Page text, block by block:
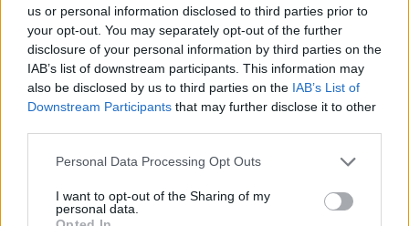
us or personal information disclosed to third parties prior to
your opt-out. You may separately opt-out of the further
disclosure of your personal information by third parties on the
IAB’s list of downstream participants. This information may
also be disclosed by us to third parties on the IAB’s List of
Downstream Participants that may further disclose it to other
Please note that this website/app uses one or more Google
not limited to your visit or usage behaviour. You may click to
grant or deny consent to Google and its third-party tags to
Personal Data Processing Opt Outs
I want to opt-out of the Sharing of my
personal data.
UnmuteLoaded:
0%
Picture-
Szöveg forrása: vidi.hu